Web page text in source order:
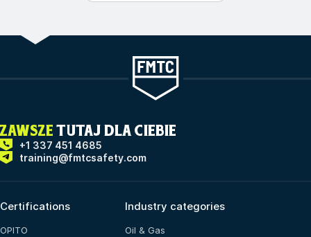
ZAWSZE TUTAJ DLA CIEBIE
+1 337 451 4685
training@fmtcsafety.com
Certifications
OPITO
Industry categories
Oil & Gas